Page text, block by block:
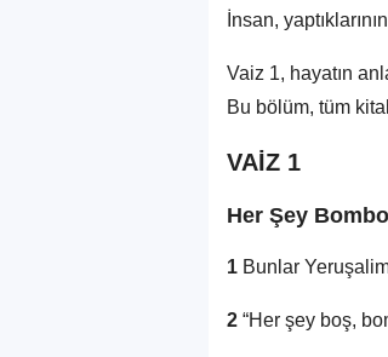
İnsan,
Vaiz 1, hayatın
Bu bölüm, tüm
VAİZ 1
Her Şey
1 Bunlar
2 “Her şey boş,